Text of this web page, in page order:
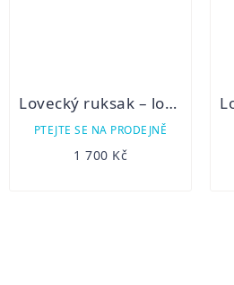
Lovecký ruksak – lovecké plátno 8B/3
PTEJTE SE NA PRODEJNĚ
1 700 Kč